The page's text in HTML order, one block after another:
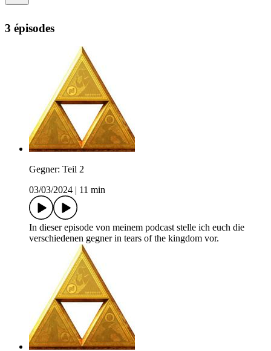
3 épisodes
Gegner: Teil 2
03/03/2024
11 min
In dieser episode von meinem podcast stelle ich euch die
verschiedenen gegner in tears of the kingdom vor.